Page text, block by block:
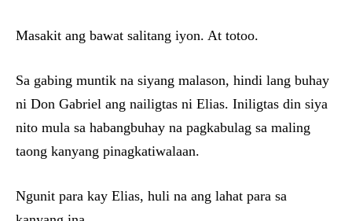
Masakit ang bawat salitang iyon. At totoo.
Sa gabing muntik na siyang malason, hindi lang buhay
ni Don Gabriel ang nailigtas ni Elias. Iniligtas din siya
nito mula sa habangbuhay na pagkabulag sa maling
taong kanyang pinagkatiwalaan.
Ngunit para kay Elias, huli na ang lahat para sa